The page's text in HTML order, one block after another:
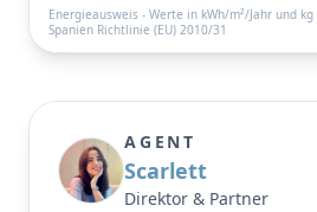
Energieausweis - Werte in kWh/m²/Jahr und kg
Spanien Richtlinie (EU) 2010/31
AGENT
Scarlett
Direktor & Partner